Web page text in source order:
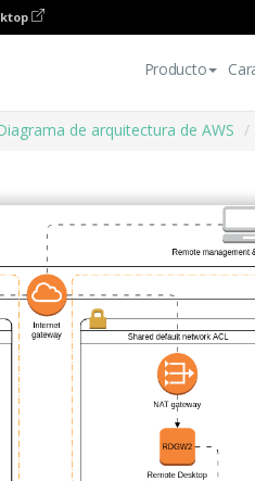
Producto
de arquitectura de AWS